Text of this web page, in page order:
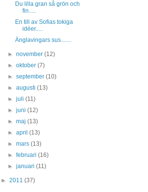
Du lilla gran så grön och
fin.....
En till av Sofias tokiga
idéer.....
Änglavingars sus.......
►november(12)
►oktober(7)
►september(10)
►augusti(13)
►juli(11)
►juni(12)
►maj(13)
►april(13)
►mars(13)
►februari(16)
►januari(11)
► 2011 (37)